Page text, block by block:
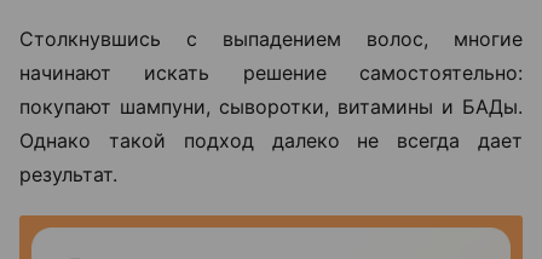
Столкнувшись с выпадением волос, многие
начинают искать решение самостоятельно:
покупают шампуни, сыворотки, витамины и БАДы.
Однако такой подход далеко не всегда дает
результат.